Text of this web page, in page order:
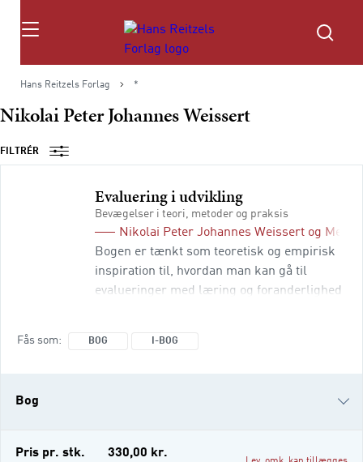
Søg
Hans Reitzels Forlag *
Nikolai Peter Johannes Weissert
FILTRÉR
Evaluering i udvikling
Bevægelser i teori, metoder og praksis
Nikolai Peter Johannes Weissert og
Bogen er tænkt som teoretisk og empirisk
inspiration til, hvordan man kan gå til
evalueringer med læring og foranderlighed
Bogens karakteris
Fås som BOG I-BOG
Bog
i-bog
Pris pr. stk. 330,00 kr.